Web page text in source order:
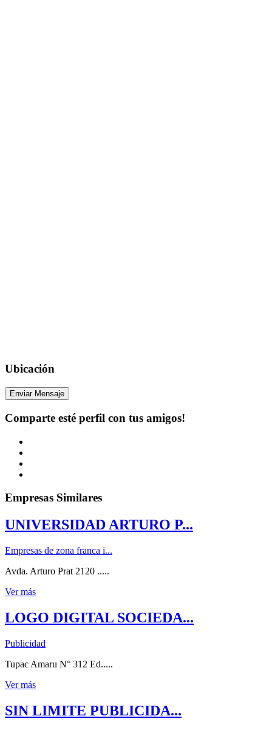
Ubicación
Enviar Mensaje
Comparte esté perfil con tus amigos!
Empresas Similares
UNIVERSIDAD ARTURO P...
Empresas de zona franca i...
Avda. Arturo Prat 2120 .....
Ver más
LOGO DIGITAL SOCIEDA...
Publicidad
Tupac Amaru N° 312 Ed.....
Ver más
SIN LIMITE PUBLICIDA...